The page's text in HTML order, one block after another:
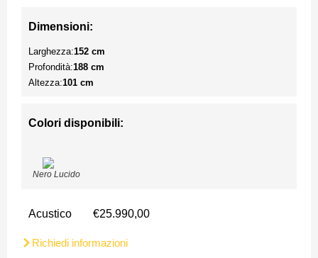
Dimensioni:
Larghezza:152 cm
Profondità:188 cm
Altezza:101 cm
Colori disponibili:
Nero Lucido
Acustico €25.990,00
Richiedi informazioni